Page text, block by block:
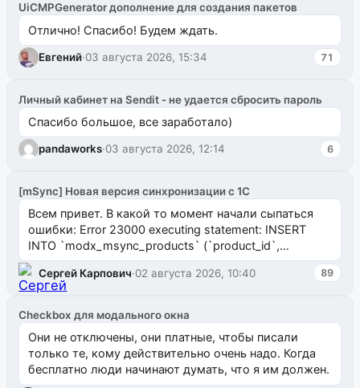
UiCMPGenerator дополнение для создания пакетов
Отлично! Спасибо! Будем ждать.
Евгений·03 августа 2026, 15:34 71
Личный кабинет на Sendit - не удается сбросить пароль
Спасибо большое, все заработало)
pandaworks·03 августа 2026, 12:14 6
[mSync] Новая версия синхронизации с 1С
Всем привет. В какой то момент начали сыпаться
ошибки: Error 23000 executing statement: INSERT
INTO `modx_msync_products` (`product_id`,
`uuid_1c`) VALUES ...
Сергей Карпович·02 августа 2026, 10:40 89
Checkbox для модального окна
Они не отключены, они платные, чтобы писали
только те, кому действительно очень надо. Когда
бесплатно люди начинают думать, что я им должен.